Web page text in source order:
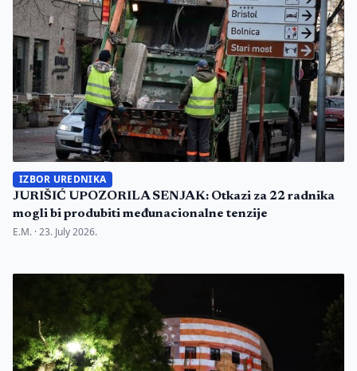
IZBOR UREDNIKA
JURIŠIĆ UPOZORILA SENJAK: Otkazi za 22 radnika
mogli bi produbiti međunacionalne tenzije
E.M. ·23. July 2026.